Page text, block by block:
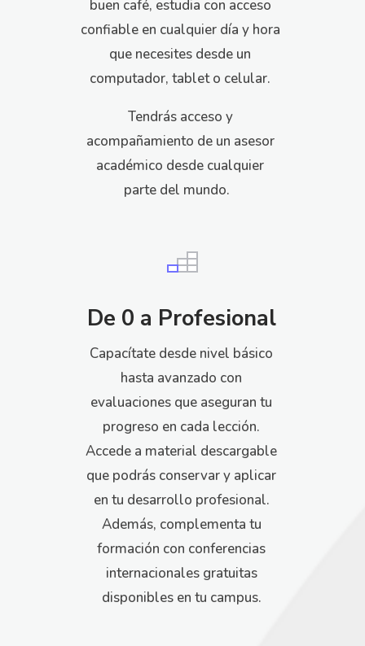
buen café, estudia con acceso
confiable en cualquier día y hora
que necesites desde un
computador, tablet o celular.
Tendrás acceso y
acompañamiento de un asesor
académico desde cualquier
parte del mundo.
De 0 a Profesional
Capacítate desde nivel básico
hasta avanzado con
evaluaciones que aseguran tu
progreso en cada lección.
Accede a material descargable
que podrás conservar y aplicar
en tu desarrollo profesional.
Además, complementa tu
formación con conferencias
internacionales gratuitas
disponibles en tu campus.